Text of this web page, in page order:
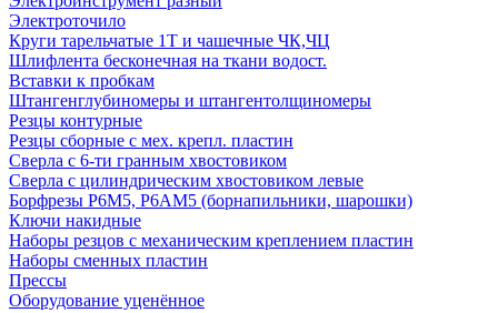
Электроточило
Круги тарельчатые 1Т и чашечные ЧК,ЧЦ
Шлифлента бесконечная на ткани водост.
Вставки к пробкам
Штангенглубиномеры и штангентолщиномеры
Резцы контурные
Резцы сборные с мех. крепл. пластин
Сверла с 6-ти гранным хвостовиком
Сверла с цилиндрическим хвостовиком левые
Борфрезы Р6М5, Р6АМ5 (борнапильники, шарошки)
Ключи накидные
Наборы резцов с механическим креплением пластин
Наборы сменных пластин
Прессы
Оборудование уценённое